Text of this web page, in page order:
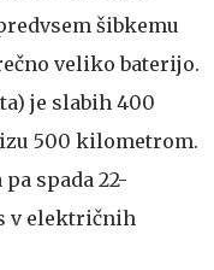
šibkemu
veliko baterijo.
je slabih 400
500 kilometrom.
spada 22-
v električnih